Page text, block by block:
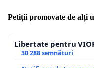
Petiții promovate de alți
Libertate pentru
30 288 semnături